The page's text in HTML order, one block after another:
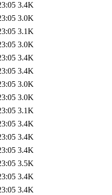
3.4K
3.0K
3.1K
3.0K
3.4K
3.4K
3.0K
3.0K
3.1K
3.4K
3.4K
3.4K
3.5K
3.4K
3.4K